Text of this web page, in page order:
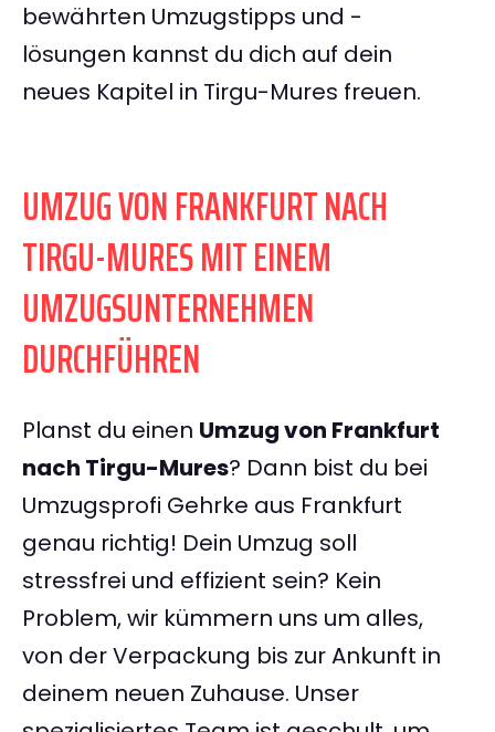
bewährten Umzugstipps und -
lösungen kannst du dich auf dein
neues Kapitel in Tirgu-Mures freuen.
UMZUG VON FRANKFURT NACH
TIRGU-MURES MIT EINEM
UMZUGSUNTERNEHMEN
DURCHFÜHREN
Planst du einen Umzug von Frankfurt
nach Tirgu-Mures? Dann bist du bei
Umzugsprofi Gehrke aus Frankfurt
genau richtig! Dein Umzug soll
stressfrei und effizient sein? Kein
Problem, wir kümmern uns um alles,
von der Verpackung bis zur Ankunft in
deinem neuen Zuhause. Unser